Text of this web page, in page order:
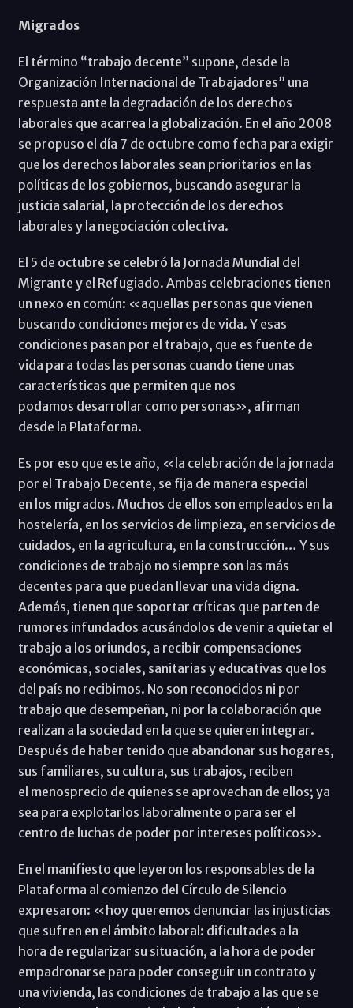
Migrados
El término “trabajo decente” supone, desde la
Organización Internacional de Trabajadores” una
respuesta ante la degradación de los derechos
laborales que acarrea la globalización. En el año 2008
se propuso el día 7 de octubre como fecha para exigir
que los derechos laborales sean prioritarios en las
políticas de los gobiernos, buscando asegurar la
justicia salarial, la protección de los derechos
laborales y la negociación colectiva.
El 5 de octubre se celebró la Jornada Mundial del
Migrante y el Refugiado. Ambas celebraciones tienen
un nexo en común: «aquellas personas que vienen
buscando condiciones mejores de vida. Y esas
condiciones pasan por el trabajo, que es fuente de
vida para todas las personas cuando tiene unas
características que permiten que nos
podamos desarrollar como personas», afirman
desde la Plataforma.
Es por eso que este año, «la celebración de la jornada
por el Trabajo Decente, se fija de manera especial
en los migrados. Muchos de ellos son empleados en la
hostelería, en los servicios de limpieza, en servicios de
cuidados, en la agricultura, en la construcción… Y sus
condiciones de trabajo no siempre son las más
decentes para que puedan llevar una vida digna.
Además, tienen que soportar críticas que parten de
rumores infundados acusándolos de venir a quietar el
trabajo a los oriundos, a recibir compensaciones
económicas, sociales, sanitarias y educativas que los
del país no recibimos. No son reconocidos ni por
trabajo que desempeñan, ni por la colaboración que
realizan a la sociedad en la que se quieren integrar.
Después de haber tenido que abandonar sus hogares,
sus familiares, su cultura, sus trabajos, reciben
el menosprecio de quienes se aprovechan de ellos; ya
sea para explotarlos laboralmente o para ser el
centro de luchas de poder por intereses políticos».
En el manifiesto que leyeron los responsables de la
Plataforma al comienzo del Círculo de Silencio
expresaron: «hoy queremos denunciar las injusticias
que sufren en el ámbito laboral: dificultades a la
hora de regularizar su situación, a la hora de poder
empadronarse para poder conseguir un contrato y
una vivienda, las condiciones de trabajo a las que se